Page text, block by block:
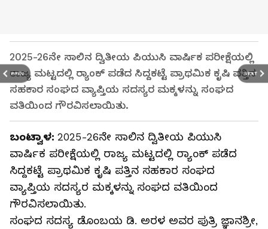
PREV NEXT
2025-26ನೇ ಸಾಲಿನ ದ್ವಿತೀಯ ಪಿಯುಸಿ ವಾರ್ಷಿಕ ಪರೀಕ್ಷೆಯಲ್ಲಿ
ರಾಜ್ಯ ಮಟ್ಟದಲ್ಲಿ ರ‍್ಯಾಂಕ್ ಪಡೆದ ಸಿದ್ದಕಟ್ಟೆ ಪ್ರಾಥಮಿಕ ಕೃಷಿ ಪತ್ತಿನ
ಸಹಕಾರ ಸಂಘದ ವ್ಯಾಪ್ತಿಯ ಸದಸ್ಯರ ಮಕ್ಕಳನ್ನು ಸಂಘದ
ವತಿಯಿಂದ ಗೌರವಿಸಲಾಯಿತು.
ಬಂಟ್ವಾಳ: 2025-26ನೇ ಸಾಲಿನ ದ್ವಿತೀಯ ಪಿಯುಸಿ
ವಾರ್ಷಿಕ ಪರೀಕ್ಷೆಯಲ್ಲಿ ರಾಜ್ಯ ಮಟ್ಟದಲ್ಲಿ ರ‍್ಯಾಂಕ್ ಪಡೆದ
ಸಿದ್ದಕಟ್ಟೆ ಪ್ರಾಥಮಿಕ ಕೃಷಿ ಪತ್ತಿನ ಸಹಕಾರ ಸಂಘದ
ವ್ಯಾಪ್ತಿಯ ಸದಸ್ಯರ ಮಕ್ಕಳನ್ನು ಸಂಘದ ವತಿಯಿಂದ
ಗೌರವಿಸಲಾಯಿತು.
ಸಂಘದ ಸದಸ್ಯ ಡೊಂಬಯ ಡಿ. ಅರಳ ಅವರ ಪುತ್ರಿ ಜ್ಞಾನಶ್ರೀ,